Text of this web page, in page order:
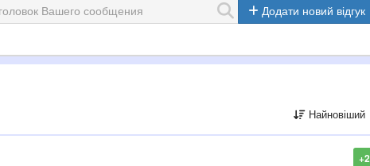
Додати новий відгук
Найновіший
+2